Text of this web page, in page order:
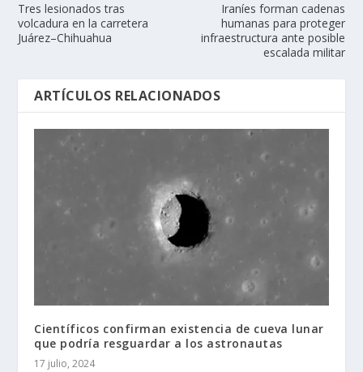
Tres lesionados tras
volcadura en la carretera
Juárez–Chihuahua
Iraníes forman cadenas
humanas para proteger
infraestructura ante posible
escalada militar
ARTÍCULOS RELACIONADOS
Científicos confirman existencia de cueva lunar
que podría resguardar a los astronautas
17 julio, 2024